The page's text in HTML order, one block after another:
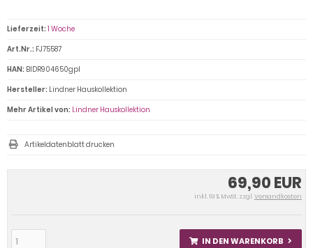
69,90 EUR
inkl. 19 % MwSt. zzgl.Versandkosten
IN DEN WARENKORB
Lieferzeit: 1 Woche
Art.Nr.: FJ75587
HAN: BIDR904650gpl
Hersteller: Lindner Hauskollektion
Mehr Artikel von: Lindner Hauskollektion
Artikeldatenblatt drucken